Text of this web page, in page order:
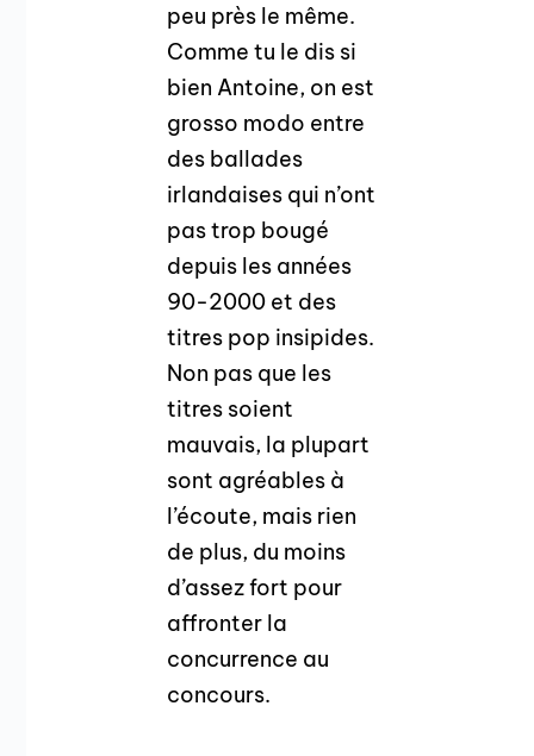
peu près le même.
Comme tu le dis si
bien Antoine, on est
grosso modo entre
des ballades
irlandaises qui n’ont
pas trop bougé
depuis les années
90-2000 et des
titres pop insipides.
Non pas que les
titres soient
mauvais, la plupart
sont agréables à
l’écoute, mais rien
de plus, du moins
d’assez fort pour
affronter la
concurrence au
concours.